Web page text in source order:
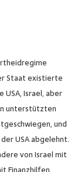
Staat existierte
USA, Israel, aber
unterstützten
und
USA abgelehnt.
von Israel mit